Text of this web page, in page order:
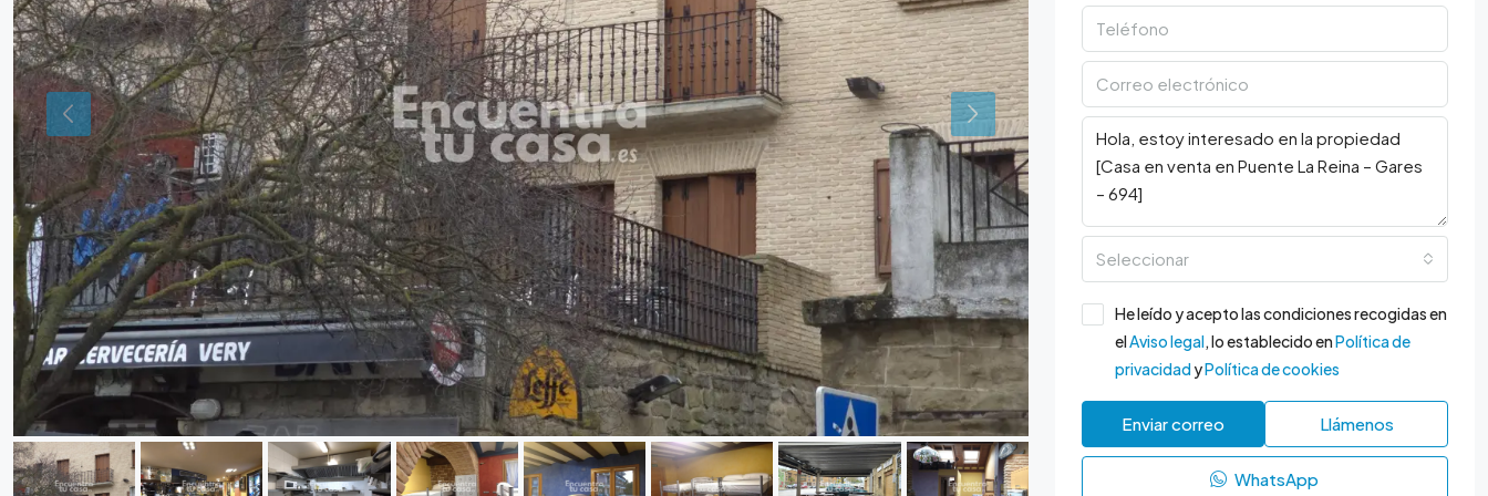
Seleccionar
He leído y acepto las condiciones recogidas en
elAviso legal, lo establecido enPolítica de
privacidadyPolítica de cookies
Enviar correo Llámenos
WhatsApp